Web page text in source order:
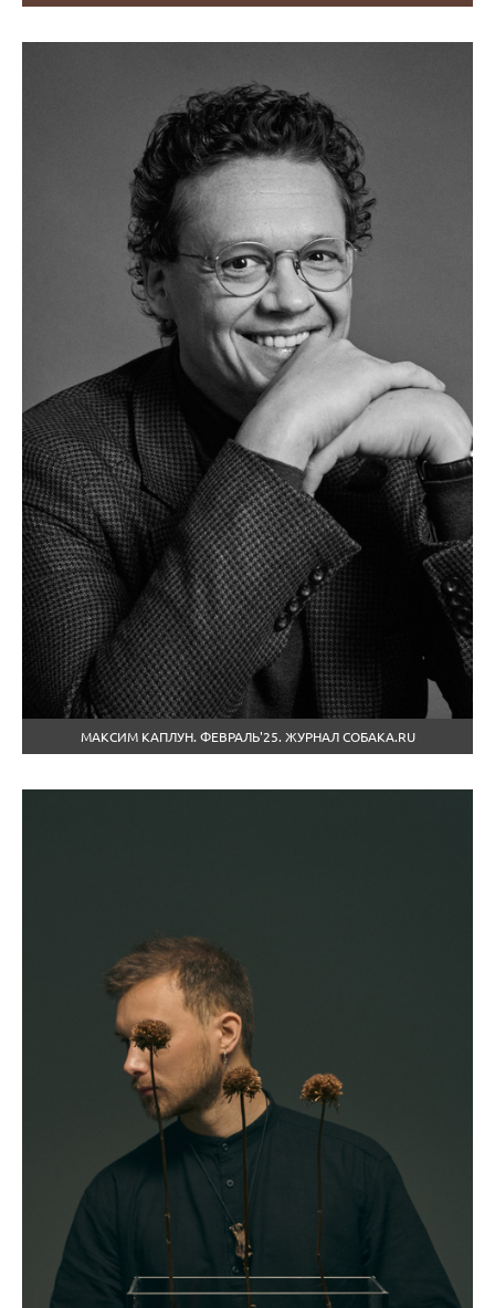
МАКСИМ КАПЛУН. ФЕВРАЛЬ'25. ЖУРНАЛ СОБАКА.RU